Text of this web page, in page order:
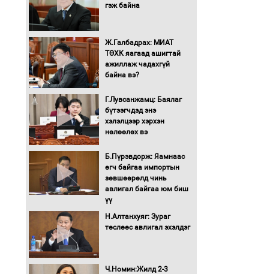
гадаад томилолтыг
хориглолоо
Сайд нар төсвөө хэрхэн
Засгийн газрын ээлжит
хуралдаан болж байна
Автомашинд улсын
дугаарын тэгш,
олгоно
Бага орлоготой
бүрдүүллээ
гэж байна
Ж.Галбадрах: МИАТ
ТӨХК яагаад ашигтай
ажиллаж чадахгүй
байна вэ?
Г.Лувсанжамц: Баялаг
бүтээгчдэд энэ
хэлэлцээр хэрхэн
нөлөөлөх вэ
Б.Пүрэвдорж: Яамнаас
өгч байгаа импортын
зөвшөөрөлд чинь
авлигал байгаа юм биш
үү
Н.Алтанхуяг: Зураг
төслөөс авлигал эхэлдэг
Ч.Номин:Жилд 2-3